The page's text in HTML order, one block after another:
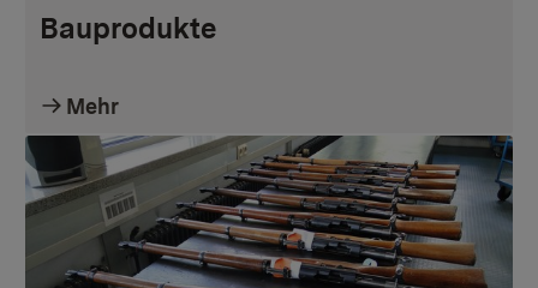
Bauprodukte
Mehr